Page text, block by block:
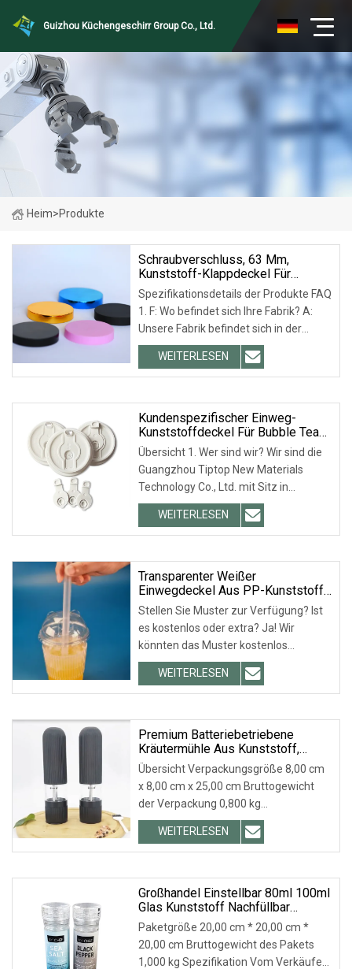
Guizhou Küchengeschirr Group Co., Ltd.
Heim>Produkte
Schraubverschluss, 63 Mm,
Kunststoff-Klappdeckel Für
Kunststoff-
Wassergetränkeflaschen
Spezifikationsdetails der Produkte FAQ
1. F: Wo befindet sich Ihre Fabrik? A:
Unsere Fabrik befindet sich in der
Provinz Zhejiang, in der Nähe der
Häfen Ningbo und Shanghai. 2. F: Kann
ich die Farbe anpassen?
WEITERLESEN
Kundenspezifischer Einweg-
Kunststoffdeckel Für Bubble Tea
Milk Tea Cup-Deckel PP PS Für
Pappbecher-Abdeckungen
Übersicht 1. Wer sind wir? Wir sind die
Guangzhou Tiptop New Materials
Technology Co., Ltd. mit Sitz in
Guangzhou, China. Wir haben unsere
Geschäftstätigkeit im Jahr 2016
aufgenommen. Unsere Produkte
verkauft,
WEITERLESEN
Transparenter Weißer
Einwegdeckel Aus PP-Kunststoff
Für Milchteetassen Mit
Individuellem Durchmesser, 95
Mm, Panda-Förmiger
Injektionsdeckel
Stellen Sie Muster zur Verfügung? Ist
es kostenlos oder extra? Ja! Wir
könnten das Muster kostenlos
anbieten, aber Sie müssen die
tatsächlichen Versandkosten
bezahlen. Bitte klicken Sie hier, um uns
kontaktieren!!! Bieten Sie OEM an
WEITERLESEN
Premium Batteriebetriebene
Kräutermühle Aus Kunststoff,
Automatische Salz- Und
Pfeffermühle Für Die Küche
Übersicht Verpackungsgröße 8,00 cm
x 8,00 cm x 25,00 cm Bruttogewicht
der Verpackung 0,800 kg
Produktbeschreibung Automatische
Salz- und Pfeffermühle 1. Innovative
elektrische Pfeffermühle mahlt
WEITERLESEN
Großhandel Einstellbar 80ml 100ml
Glas Kunststoff Nachfüllbar
Gewürz Salz Pfeffermühle
Paketgröße 20,00 cm * 20,00 cm *
20,00 cm Bruttogewicht des Pakets
1,000 kg Spezifikation Vom Verkäufer